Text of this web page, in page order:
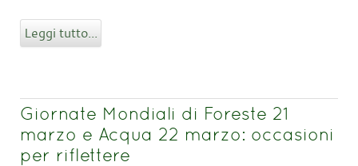
Leggi tutto...
Giornate Mondiali di Foreste 21
marzo e Acqua 22 marzo: occasioni
per riflettere